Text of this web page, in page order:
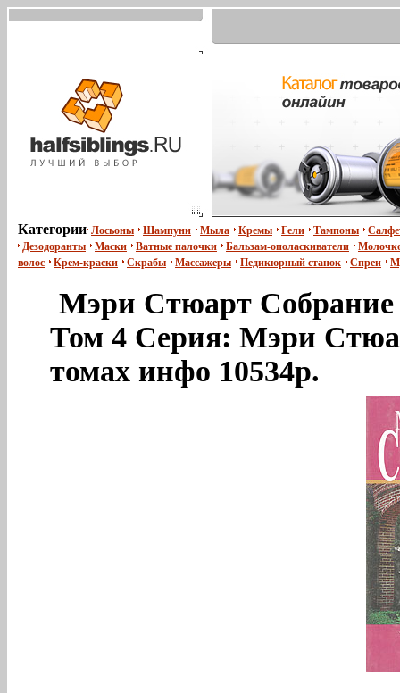
Категории Лосьоны Шампуни Мыла Кремы Гели Тампоны
Дезодоранты
Маски Ватные палочки Бальзам-ополаскиватели
волос
Крем-краски Скрабы Массажеры Педикюрный станок Спреи
Мэри Стюарт Собрание
Том 4 Серия: Мэри
томах инфо 10534p.